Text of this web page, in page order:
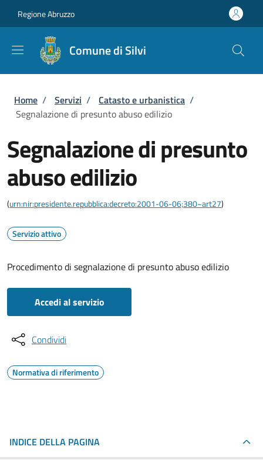
Regione Abruzzo
Comune di Silvi
Briciole di pane
Home / Servizi / Catasto e urbanistica /
Segnalazione di presunto abuso edilizio
Segnalazione di presunto
abuso edilizio
(urn:nir:presidente.repubblica:decreto:2001-06-06;380~art27)
Servizio attivo
Procedimento di segnalazione di presunto abuso edilizio
Accedi al servizio
Condividi
Normativa di riferimento
INDICE DELLA PAGINA